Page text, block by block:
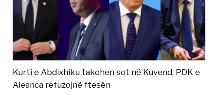
Kurti e Abdixhiku takohen sot në Kuvend, PDK e
Aleanca refuzojnë ftesën